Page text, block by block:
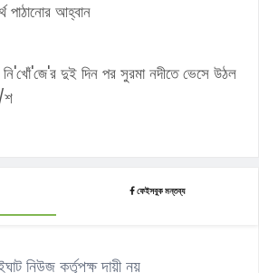
পাঠানোর আহ্বান
নি'খোঁ'জে'র দুই দিন পর সুরমা নদীতে ভেসে উঠল
শ
ফেইসবুক মন্তব্য
নিউজ কর্তৃপক্ষ দায়ী নয়